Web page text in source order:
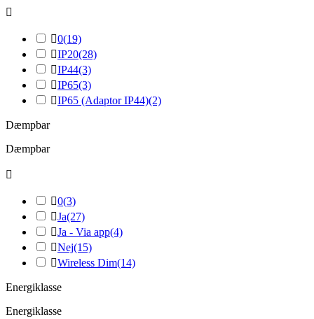

0(19)
IP20(28)
IP44(3)
IP65(3)
IP65 (Adaptor IP44)(2)
Dæmpbar
Dæmpbar

0(3)
Ja(27)
Ja - Via app(4)
Nej(15)
Wireless Dim(14)
Energiklasse
Energiklasse